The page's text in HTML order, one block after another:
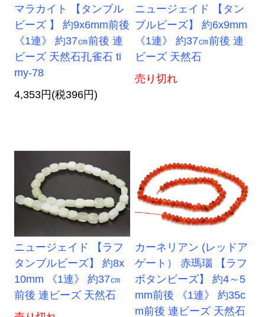
マラカイト 【タンブル
ビーズ 】 約9x6mm前後
《1連》 約37㎝前後 連
ビーズ 天然石孔雀石 ti
my-78
4,353円(税396円)
ニュージェイド 【タン
ブルビーズ】 約6x9mm
《1連》 約37㎝前後 連
ビーズ 天然石
売り切れ
ニュージェイド 【ラフ
タンブルビーズ】 約8x
10mm 《1連》 約37㎝
前後 連ビーズ 天然石
カーネリアン (レッドア
ゲート） 赤瑪瑙 【ラフ
ボタンビーズ】 約4～5
mm前後 《1連》 約35c
m前後 連ビーズ 天然石